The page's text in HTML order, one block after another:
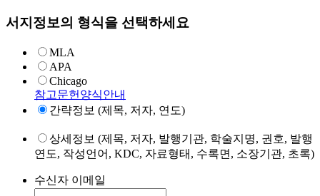
서지정보의 형식을 선택하세요
MLA
APA
Chicago
참고문헌양식안내
간략정보 (제목, 저자, 연도)
상세정보 (제목, 저자, 발행기관, 학술지명, 권호, 발행
연도, 작성언어, KDC, 자료형태, 수록면, 소장기관, 초록)
수신자 이메일